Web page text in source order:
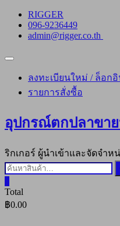
Skip
content
RIGGER
096-9236449
admin@rigger.co.th
Topbar
ลงทะเบียนใหม่ / ล็อก
รายการสั่งซื้อ
อุปกรณ์ตกปลาขา
ริกเกอร์ ผู้นำเข้าและจัดจำ
ค้นหา:
Total
฿0.00